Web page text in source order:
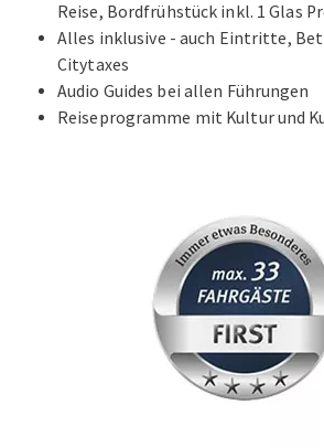
Reise, Bordfrühstück inkl. 1 Glas
Alles inklusive - auch Eintritte,
Citytaxes
Audio Guides bei allen Führungen
Reiseprogramme mit Kultur und